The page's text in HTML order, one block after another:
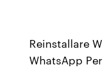
Reinstallare
WhatsApp